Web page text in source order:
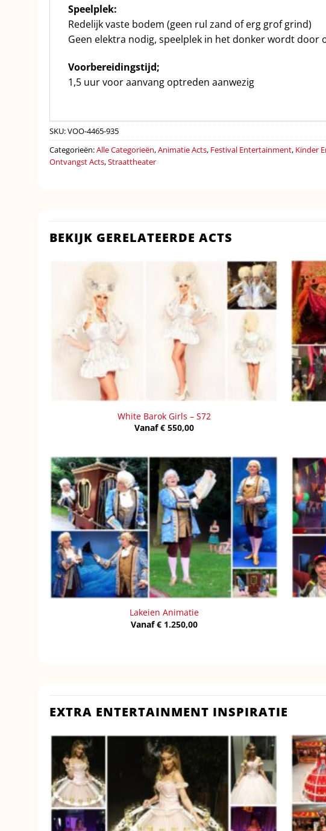
Speelplek:
Redelijk vaste bodem (geen rul zand of erg grof grind)
Geen elektra nodig, speelplek in het donker wordt door
Voorbereidingstijd;
1,5 uur voor aanvang optreden aanwezig
SKU:VOO-4465-935
Categorieën:Alle Categorieën,Animatie Acts, Festival Entertainment, Kinder
Ontvangst Acts,Straattheater
BEKIJK GERELATEERDE ACTS
White Barok Girls – S72
Vanaf€550,00
Lakeien Animatie
Vanaf€1.250,00
EXTRA ENTERTAINMENT INSPIRATIE